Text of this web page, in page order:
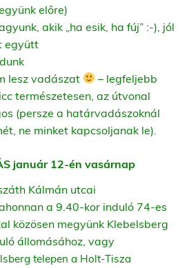
előre)
akik „ha esik, ha fúj” :-), jól
együtt
lesz vadászat
– legfeljebb
természetesen, az útvonal
(persze a határvadászoknál
ne minket kapcsoljanak le).
január 12-én vasárnap
Kálmán utcai
a 9.40-kor induló 74-es
közösen megyünk Klebelsberg
állomásához, vagy
telepen a Holt-Tisza